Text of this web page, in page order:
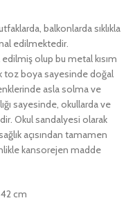
balkonlarda sıklıkla
edilmektedir.
olup bu metal kısım
toz boya sayesinde doğal
asla solma ve
sayesinde, okullarda ve
Okul sandalyesi olarak
açısından tamamen
kansorejen madde
cm